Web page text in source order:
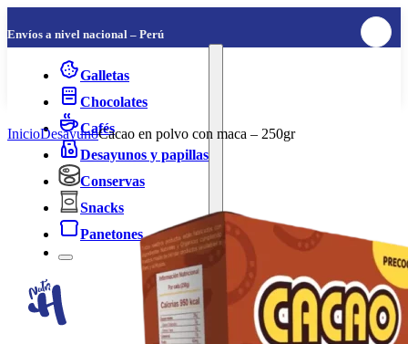
Envíos a nivel nacional – Perú
Galletas
Chocolates
Cafés
Desayunos y papillas
Conservas
Snacks
Panetones
InicioDesayunoCacao en polvo con maca – 250gr